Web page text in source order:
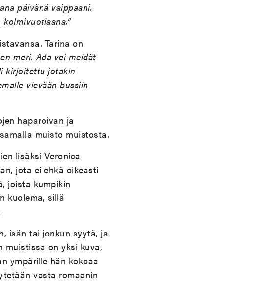
päivänä vaippaani.
Tarina on
meri. Ada vei meidät
kirjoitettu jotakin
vievään bussiin
haparoivan ja
muisto muistosta.
lisäksi Veronica
jota ei ehkä oikeasti
joista kumpikin
kuolema, sillä
isän tai jonkun syytä, ja
muistissa on yksi kuva,
ympärille hän kokoaa
vasta romaanin